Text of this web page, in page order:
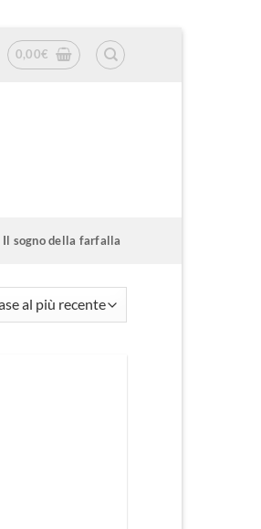
0,00€
Il sogno della farfalla